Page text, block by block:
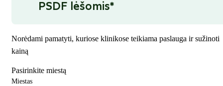
PSDF lėšomis*
Norėdami pamatyti, kuriose klinikose teikiama paslauga ir sužinoti
kainą
Pasirinkite miestą
Miestas